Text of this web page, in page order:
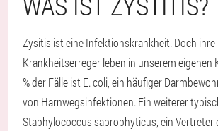
Zysitis ist eine Infektionskrankheit. Doch ihre
Krankheitserreger leben in unserem eigenen
% der Fälle ist E. coli, ein häufiger
von Harnwegsinfektionen. Ein weiterer
Staphylococcus saprophyticus, ein Vertreter